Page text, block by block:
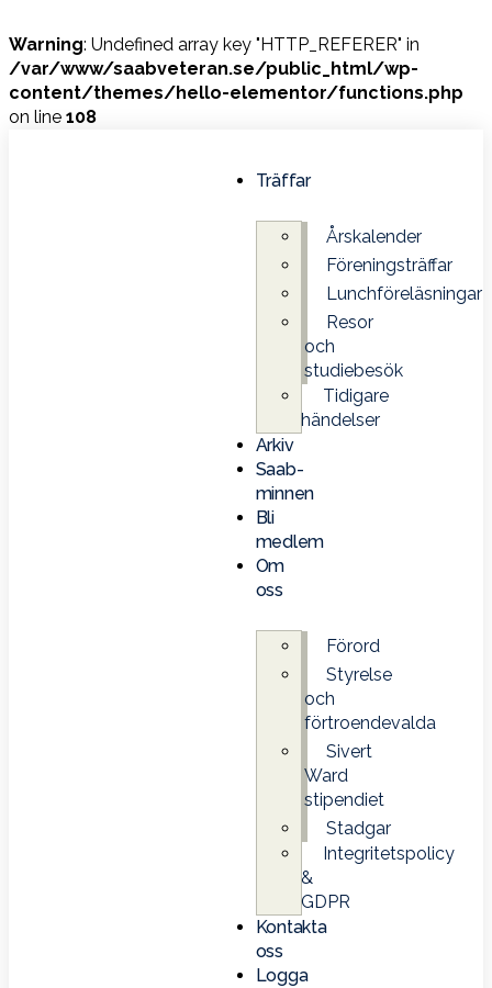
Warning: Undefined array key "HTTP_REFERER" in
/var/www/saabveteran.se/public_html/wp-
content/themes/hello-elementor/functions.php
on line 108
Träffar
Årskalender
Föreningsträffar
Lunchföreläsningar
Resor
och
studiebesök
Tidigare
händelser
Arkiv
Saab-
minnen
Bli
medlem
Om
oss
Förord
Styrelse
och
förtroendevalda
Sivert
Ward
stipendiet
Stadgar
Integritetspolicy
&
GDPR
Kontakta
oss
Logga